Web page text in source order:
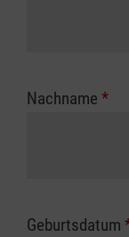
Nachname *
Geburtsdatum